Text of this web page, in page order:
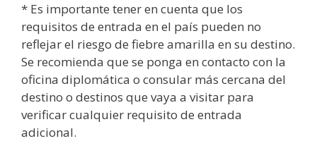
* Es importante tener en cuenta que los
requisitos de entrada en el país pueden no
reflejar el riesgo de fiebre amarilla en su destino.
Se recomienda que se ponga en contacto con la
oficina diplomática o consular más cercana del
destino o destinos que vaya a visitar para
verificar cualquier requisito de entrada
adicional.